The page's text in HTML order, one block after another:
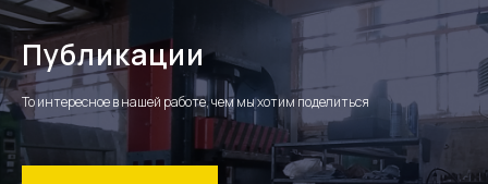
Публикации
То интересное в нашей работе, чем мы хотим поделиться